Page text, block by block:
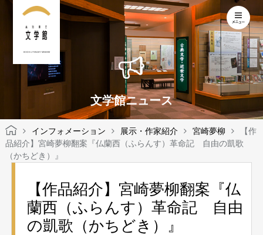
KOCHI LITERARY MUSEUM
文学館ニュース
インフォメーション 展示・作家紹介 宮崎夢柳
【作
品紹介】宮崎夢柳翻案『仏蘭西（ふらんす）革命記 自由の凱歌
（かちどき）』
【作品紹介】宮崎夢柳翻案『仏
蘭西（ふらんす）革命記 自由
の凱歌（かちどき）』